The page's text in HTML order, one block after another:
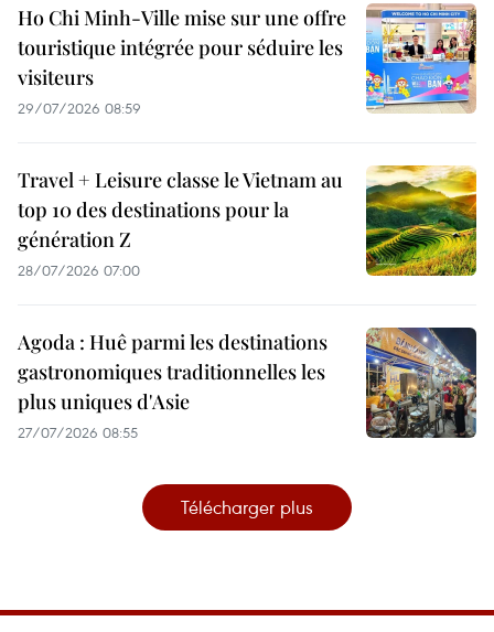
Ho Chi Minh-Ville mise sur une offre
touristique intégrée pour séduire les
visiteurs
29/07/2026 08:59
Travel + Leisure classe le Vietnam au
top 10 des destinations pour la
génération Z
28/07/2026 07:00
Agoda : Huê parmi les destinations
gastronomiques traditionnelles les
plus uniques d'Asie
27/07/2026 08:55
Télécharger plus